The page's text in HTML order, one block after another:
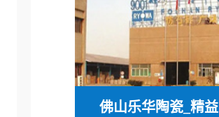
佛山乐华陶瓷_精